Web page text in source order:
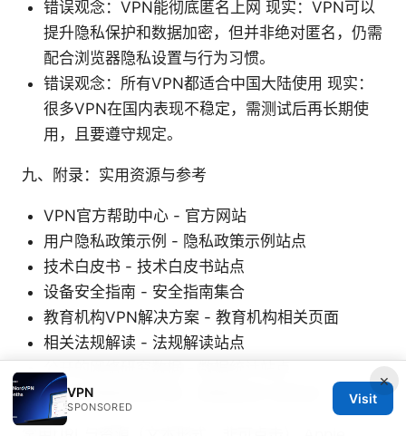
错误观念：VPN能彻底匿名上网 现实：VPN可以
提升隐私保护和数据加密，但并非绝对匿名，仍需
配合浏览器隐私设置与行为习惯。
错误观念：所有VPN都适合中国大陆使用 现实：
很多VPN在国内表现不稳定，需测试后再长期使
用，且要遵守规定。
九、附录：实用资源与参考
VPN官方帮助中心 - 官方网站
用户隐私政策示例 - 隐私政策示例站点
技术白皮书 - 技术白皮书站点
设备安全指南 - 安全指南集合
教育机构VPN解决方案 - 教育机构相关页面
相关法规解读 - 法规解读站点
公开的网络研究数据 - 数据统计站点
节点与网络监测工具 - 网络监控工具站点
×
VPN
SPONSORED
Visit